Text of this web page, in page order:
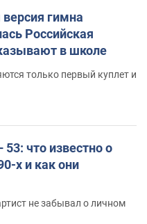
гимна
Российская
в школе
только первый куплет и
что известно о
х и как они
не забывал о личном